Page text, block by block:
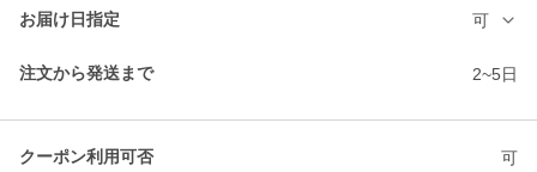
お届け日指定 可
注文から発送まで 2~5日
クーポン利用可否 可